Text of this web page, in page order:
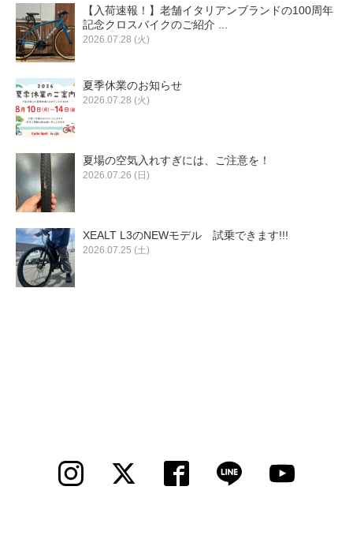
【入荷速報！】老舗イタリアンブランドの100周年
記念クロスバイクのご紹介 ...
2026.07.28 (火)
夏季休業のお知らせ
2026.07.28 (火)
夏場の空気入れすぎには、ご注意を！
2026.07.26 (日)
XEALT L3のNEWモデル 試乗できます!!!
2026.07.25 (土)